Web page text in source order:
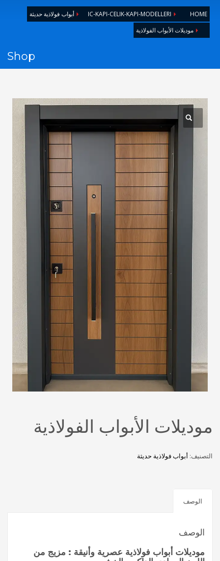
1
Login or create new account.
2
Review your order.
3
Payment &
FREEshipment
If you still have problems, please let us know, by sending an
email to support@website.com . Thank you!
Mon-Fri 9:00AM - 6:00AM
Sat - 9:00AM-5:00PM
Sundays by appointment only!
HOME
IC-KAPI-CELIK-KAPI-MODELLERI
أبواب فولاذية حديثة
موديلات الأبواب الفولاذية
Shop
موديلات الأبواب الفولاذية
التصنيف: أبواب فولاذية حديثة
الوصف
الوصف
موديلات أبواب فولاذية عصرية وأنيقة : مزيج من